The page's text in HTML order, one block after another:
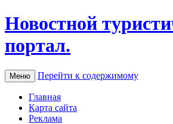
Новостной
портал.
Меню Перейти к содержимому
Главная
Карта сайта
Реклама